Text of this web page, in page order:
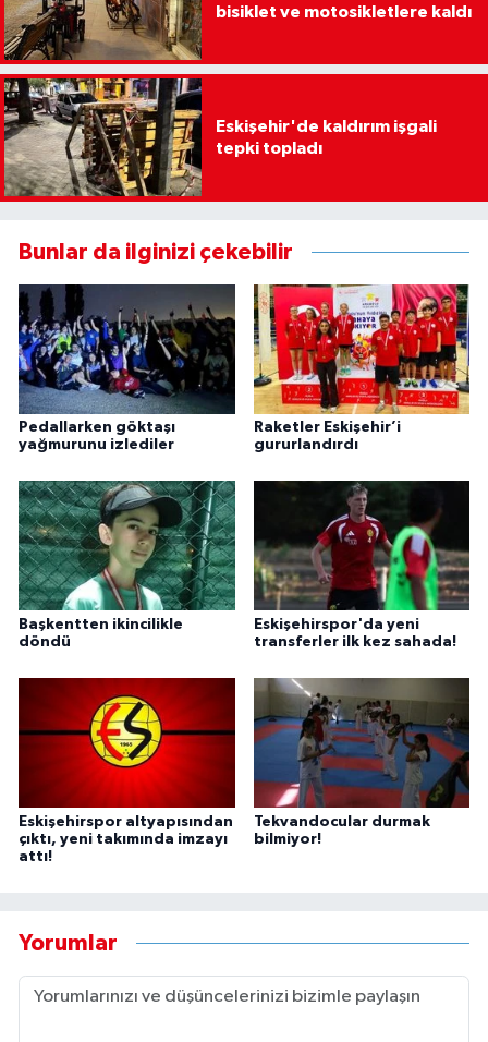
bisiklet ve motosikletlere kaldı
Eskişehir'de kaldırım işgali
tepki topladı
Bunlar da ilginizi çekebilir
Pedallarken göktaşı
yağmurunu izlediler
Raketler Eskişehir’i
gururlandırdı
Başkentten ikincilikle
döndü
Eskişehirspor'da yeni
transferler ilk kez sahada!
Eskişehirspor altyapısından
çıktı, yeni takımında imzayı
attı!
Tekvandocular durmak
bilmiyor!
Yorumlar